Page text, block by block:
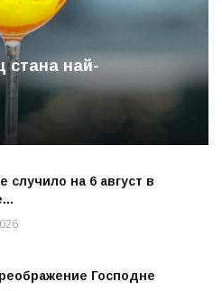
стана най-
случило на 6 август в
Господне